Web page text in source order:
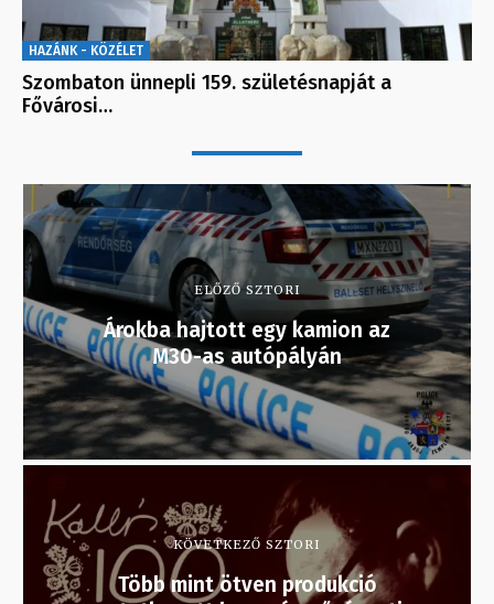
HAZÁNK - KÖZÉLET
Szombaton ünnepli 159. születésnapját a
Fővárosi…
ELŐZŐ SZTORI
Árokba hajtott egy kamion az
M30-as autópályán
KÖVETKEZŐ SZTORI
Több mint ötven produkció